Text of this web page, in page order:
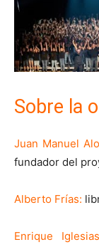
Sobre la
Juan Manuel
fundador del
Alberto Frías:
Enrique